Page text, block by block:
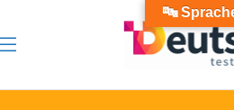
🔤